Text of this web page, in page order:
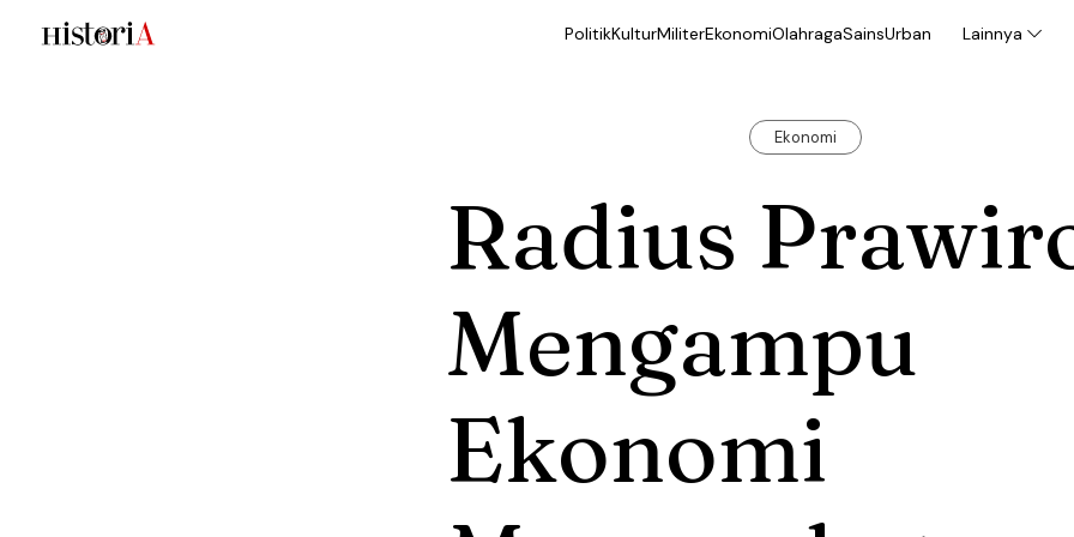
PolitikKulturMiliterEkonomiOlahragaSainsUrban Lainnya
Ekonomi
Radius
Mengampu
Ekonomi